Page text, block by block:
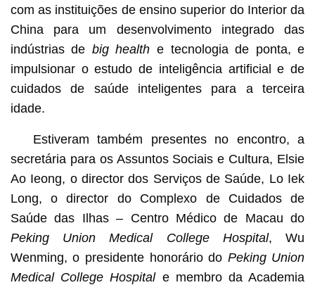
com as instituições de ensino superior do Interior da
China para um desenvolvimento integrado das
indústrias de big health e tecnologia de ponta, e
impulsionar o estudo de inteligência artificial e de
cuidados de saúde inteligentes para a terceira
idade.
Estiveram também presentes no encontro, a
secretária para os Assuntos Sociais e Cultura, Elsie
Ao Ieong, o director dos Serviços de Saúde, Lo Iek
Long, o director do Complexo de Cuidados de
Saúde das Ilhas – Centro Médico de Macau do
Peking Union Medical College Hospital, Wu
Wenming, o presidente honorário do Peking Union
Medical College Hospitale membro da Academia